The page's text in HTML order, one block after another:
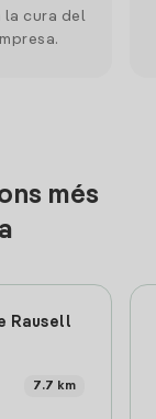
la cura del
més
Rausell
7.7 km